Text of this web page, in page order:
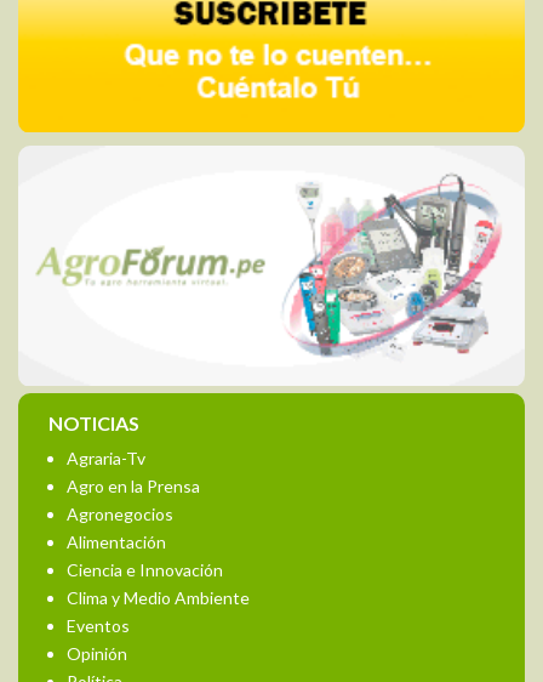
NOTICIAS
Agraria-Tv
Agro en la Prensa
Agronegocios
Alimentación
Ciencia e Innovación
Clima y Medio Ambiente
Eventos
Opinión